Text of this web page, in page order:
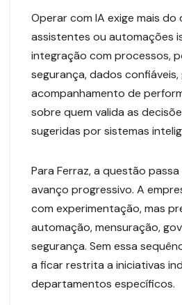
Operar com IA exige mais
assistentes ou automações
integração com processos,
segurança, dados
acompanhamento de
sobre quem valida as
sugeridas por sistemas
Para Ferraz, a questão
avanço progressivo. A
com experimentação, mas
automação, mensuração,
segurança. Sem essa
a ficar restrita a iniciativas
departamentos específicos.